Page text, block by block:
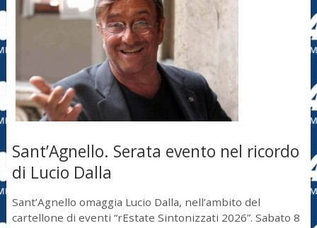
Sant’Agnello. Serata evento nel ricordo
di Lucio Dalla
Sant’Agnello omaggia Lucio Dalla, nell’ambito del
cartellone di eventi “rEstate Sintonizzati 2026”. Sabato 8